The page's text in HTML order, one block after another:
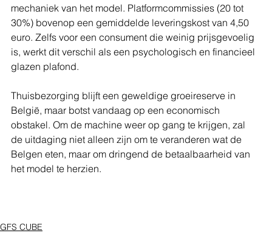
mechaniek van het model. Platformcommissies (20 tot
30%) bovenop een gemiddelde leveringskost van 4,50
euro. Zelfs voor een consument die weinig prijsgevoelig
is, werkt dit verschil als een psychologisch en financieel
glazen plafond.
Thuisbezorging blijft een geweldige groeireserve in
België, maar botst vandaag op een economisch
obstakel. Om de machine weer op gang te krijgen, zal
de uitdaging niet alleen zijn om te veranderen wat de
Belgen eten, maar om dringend de betaalbaarheid van
het model te herzien.
GFS CUBE